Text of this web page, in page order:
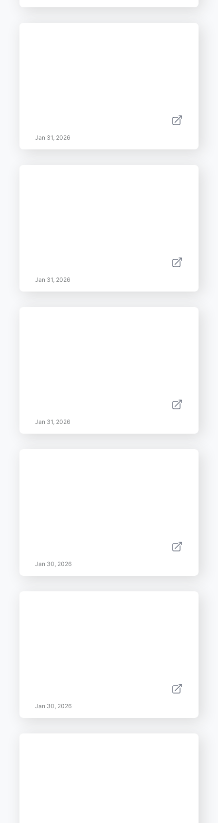
Jan 31, 2026
Jan 31, 2026
Jan 31, 2026
Jan 30, 2026
Jan 30, 2026